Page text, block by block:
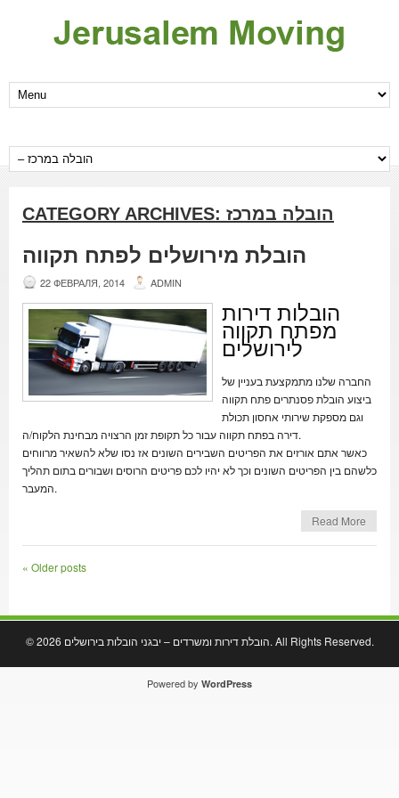
CATEGORY ARCHIVES: הובלה במרכז
הובלת מירושלים לפתח תקווה
22 ФЕВРАЛЯ, 2014 ADMIN
הובלות דירות
מפתח תקווה
לירושלים
החברה שלנו מתמקצעת בעניין של
ביצוע הובלת פסנתרים פתח תקווה
וגם מספקת שירותי אחסון תכולת
דירה בפתח תקווה עבור כל תקופת זמן הרצויה מבחינת הלקוח/ה.
כאשר אתם אורזים את הפריטים השבירים השונים אז נסו שלא להשאיר מרווחים
כלשהם בין הפריטים השונים וכך לא יהיו לכם פריטים הרוסים ושבורים בתום תהליך
המעבר.
Read More
« Older posts
© 2026 הובלת דירות ומשרדים – יבגני הובלות בירושלים. All Rights Reserved.
Powered by WordPress